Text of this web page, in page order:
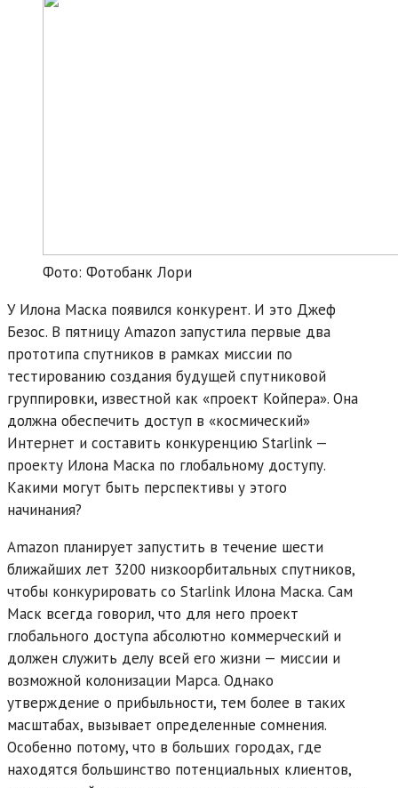
Фото: Фотобанк Лори
У Илона Маска появился конкурент. И это Джеф
Безос. В пятницу Amazon запустила первые два
прототипа спутников в рамках миссии по
тестированию создания будущей спутниковой
группировки, известной как «проект Койпера». Она
должна обеспечить доступ в «космический»
Интернет и составить конкуренцию Starlink —
проекту Илона Маска по глобальному доступу.
Какими могут быть перспективы у этого
начинания?
Amazon планирует запустить в течение шести
ближайших лет 3200 низкоорбитальных спутников,
чтобы конкурировать со Starlink Илона Маска. Сам
Маск всегда говорил, что для него проект
глобального доступа абсолютно коммерческий и
должен служить делу всей его жизни — миссии и
возможной колонизации Марса. Однако
утверждение о прибыльности, тем более в таких
масштабах, вызывает определенные сомнения.
Особенно потому, что в больших городах, где
находятся большинство потенциальных клиентов,